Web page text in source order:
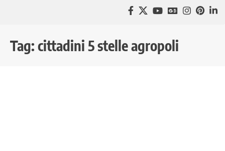
Tag: cittadini 5 stelle agropoli